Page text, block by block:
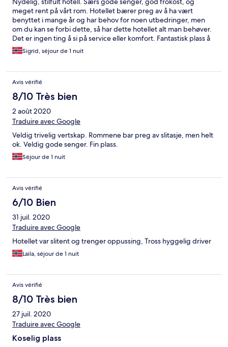
meget rent på vårt rom. Hotellet bærer preg av å ha vært
benyttet i mange år og har behov for noen utbedringer, men
om du kan se forbi dette, så har dette hotellet alt man behøver.
Det er ingen ting å si på service eller komfort. Fantastisk plass å
stoppe. Anbefales for alle enten man vil benytte dette som
utgangspunkt for turer i fjellet eller trenger et sted å hvile på
Sigrid, séjour de 1 nuit
Avis vérifié
8/10 Très bien
2 août 2020
Traduire avec Google
Veldig trivelig vertskap. Rommene bar preg av slitasje, men helt
ok. Veldig gode senger. Fin plass.
Séjour de 1 nuit
Avis vérifié
6/10 Bien
31 juil. 2020
Traduire avec Google
Hotellet var slitent og trenger oppussing, Tross hyggelig driver
Laila, séjour de 1 nuit
Avis vérifié
8/10 Très bien
27 juil. 2020
Traduire avec Google
Koselig plass